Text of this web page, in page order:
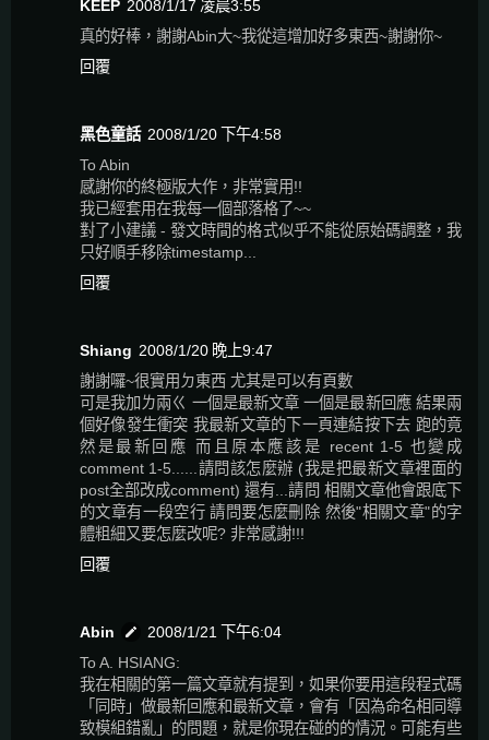
KEEP 2008/1/17 凌晨3:55
真的好棒，謝謝Abin大~我從這增加好多東西~謝謝你~
回覆
黑色童話 2008/1/20 下午4:58
To Abin
感謝你的終極版大作，非常實用!!
我已經套用在我每一個部落格了~~
對了小建議 - 發文時間的格式似乎不能從原始碼調整，我
只好順手移除timestamp...
回覆
Shiang 2008/1/20 晚上9:47
謝謝囉~很實用ㄉ東西 尤其是可以有頁數
可是我加ㄌ兩ㄍ 一個是最新文章 一個是最新回應 結果兩
個好像發生衝突 我最新文章的下一頁連結按下去 跑的竟
然是最新回應 而且原本應該是 recent 1-5 也變成
comment 1-5......請問該怎麼辦 (我是把最新文章裡面的
post全部改成comment) 還有...請問 相關文章他會跟底下
的文章有一段空行 請問要怎麼刪除 然後"相關文章"的字
體粗細又要怎麼改呢? 非常感謝!!!
回覆
Abin
2008/1/21 下午6:04
To A. HSIANG:
我在相關的第一篇文章就有提到，如果你要用這段程式碼
「同時」做最新回應和最新文章，會有「因為命名相同導
致模組錯亂」的問題，就是你現在碰的的情況。可能有些